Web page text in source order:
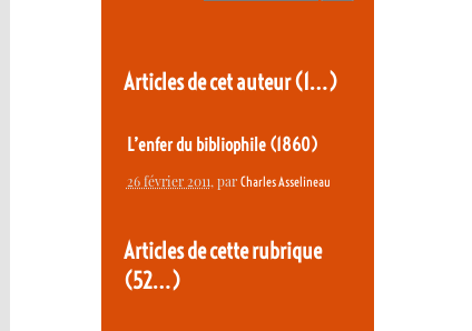
Articles de cet auteur(1…)
L’enfer du bibliophile (1860)
26 février 2011, par Charles Asselineau
Articles de cette rubrique
(52…)